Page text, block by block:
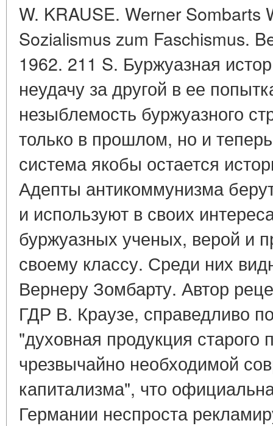
W. KRAUSE. Werner Sombarts
Sozialismus zum Faschismus.
1962. 211 S. Буржуазная
неудачу за другой в ее
незыблемость буржуазного
только в прошлом, но и
система якобы остается
Адепты антикоммунизма
и используют в своих
буржуазных ученых, верой и
своему классу. Среди них
Вернеру Зомбарту. Автор
ГДР В. Краузе, справедливо
"духовная продукция старого
чрезвычайно необходимой
капитализма", что
Германии неспроста